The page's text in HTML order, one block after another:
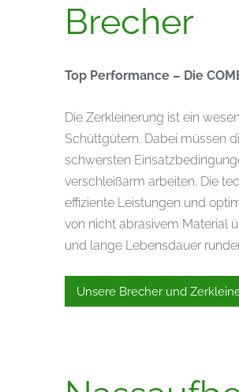
Brecher
Top Performance – Die
Die Zerkleinerung ist ein
Schüttgütern. Dabei müssen
schwersten
verschleißarm arbeiten. Die
effiziente Leistungen und
von nicht abrasivem Material
und lange Lebensdauer
Unsere Brecher und